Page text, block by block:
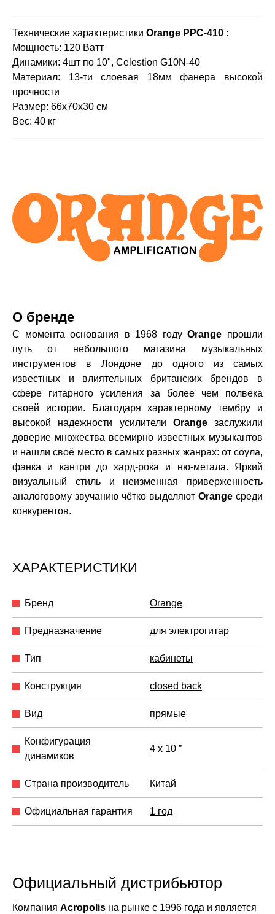
Технические характеристики Orange PPC-410 :
Мощность: 120 Ватт
Динамики: 4шт по 10", Сelestion G10N-40
Материал: 13-ти слоевая 18мм фанера высокой
прочности
Размер: 66x70x30 см
Вес: 40 кг
О бренде
С момента основания в 1968 годуOrange прошли
путь от небольшого магазина музыкальных
инструментов в Лондоне до одного из самых
известных и влиятельных британских брендов в
сфере гитарного усиления за более чем полвека
своей истории. Благодаря характерному тембру и
высокой надежности усилители Orangeзаслужили
доверие множества всемирно известных музыкантов
и нашли своё место в самых разных жанрах: от соула,
фанка и кантри до хард-рока и ню-метала. Яркий
визуальный стиль и неизменная приверженность
аналоговому звучанию чётко выделяют Orange среди
конкурентов.
ХАРАКТЕРИСТИКИ
Бренд Orange
Предназначение для электрогитар
Тип кабинеты
Конструкция closed back
Вид прямые
Конфигурация
динамиков
4 x 10 ”
Страна производитель Китай
Официальная гарантия 1 год
Официальный дистрибьютор
Компания Acropolis на рынке с 1996 года и является